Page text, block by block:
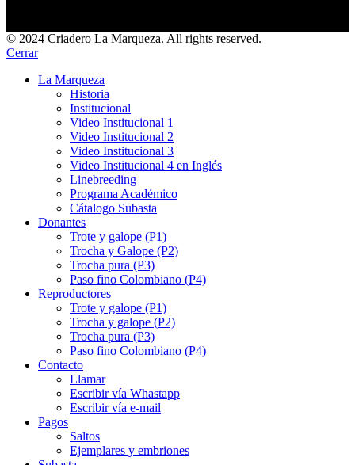
© 2024 Criadero La Marqueza. All rights reserved.
Cerrar
La Marqueza
Historia
Institucional
Video Institucional 1
Video Institucional 2
Video Institucional 3
Video Institucional 4 en Inglés
Linebreeding
Programa Académico
Cátalogo Subasta
Donantes
Trote y galope (P1)
Trocha y Galope (P2)
Trocha pura (P3)
Paso fino Colombiano (P4)
Reproductores
Trote y galope (P1)
Trocha y galope (P2)
Trocha pura (P3)
Paso fino Colombiano (P4)
Contacto
Llamar
Escribir vía Whastapp
Escribir vía e-mail
Pagos
Saltos
Ejemplares y embriones